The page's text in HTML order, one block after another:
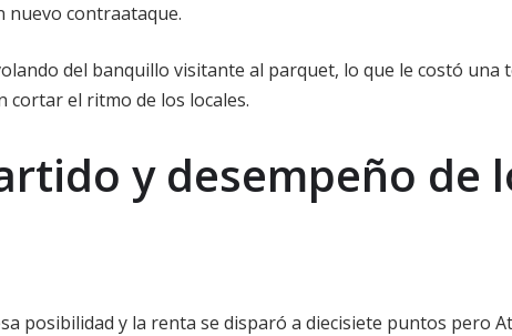
nuevo contraataque.
del banquillo visitante al parquet, lo que le costó una
cortar el ritmo de los locales.
y desempeño de
posibilidad y la renta se disparó a diecisiete puntos pero